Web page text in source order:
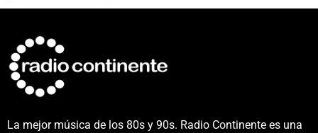
La mejor música de los 80s y 90s. Radio Continente es una